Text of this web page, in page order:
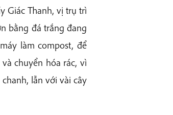
Giác Thanh, vị trụ trì
bằng đá trắng đang
làm compost, để
chuyển hóa rác, vì
lẫn với vài cây